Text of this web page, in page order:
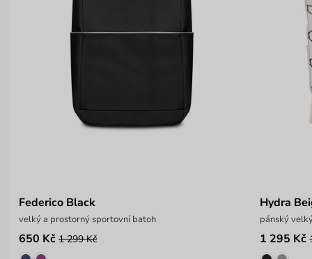
Federico Black
velký a prostorný sportovní batoh
650 Kč 1 299 Kč
Hydra
pánský
1 295 Kč